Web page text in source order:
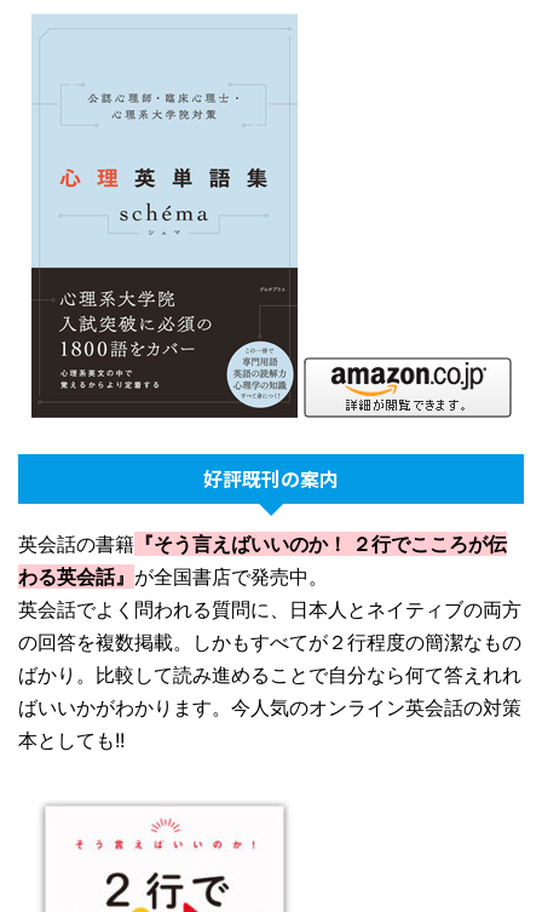
好評既刊の案内
英会話の書籍 『そう言えばいいのか！ ２行でこころが伝
わる英会話』 が全国書店で発売中。
英会話でよく問われる質問に、日本人とネイティブの両方
の回答を複数掲載。しかもすべてが２行程度の簡潔なもの
ばかり。比較して読み進めることで自分なら何て答えれれ
ばいいかがわかります。今人気のオンライン英会話の対策
本としても!!